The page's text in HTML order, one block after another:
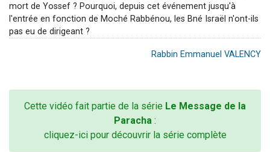
mort de Yossef ? Pourquoi, depuis cet événement jusqu'à
l'entrée en fonction de Moché Rabbénou, les Bné Israël n'ont-ils
pas eu de dirigeant ?
Rabbin Emmanuel VALENCY
Cette vidéo fait partie de la série Le Message de la
Paracha :
cliquez-ici pour découvrir la série complète